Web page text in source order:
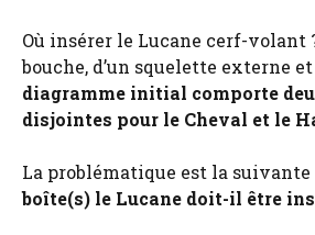
Où insérer le Lucane cerf-volant
bouche, d’un squelette externe
diagramme initial comporte
disjointes pour le Cheval et le
La problématique est la suivante
boîte(s) le Lucane doit-il être